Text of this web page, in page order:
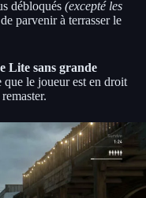
débloqués (excepté les
parvenir à terrasser le
Lite sans grande
le joueur est en droit